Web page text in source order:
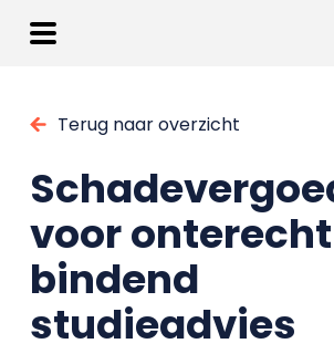
Terug naar overzicht
voor onterecht
bindend
studieadvies